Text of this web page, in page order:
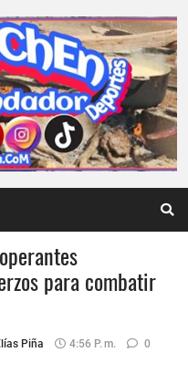
para combatir
Piña 4:56 P. M. 0